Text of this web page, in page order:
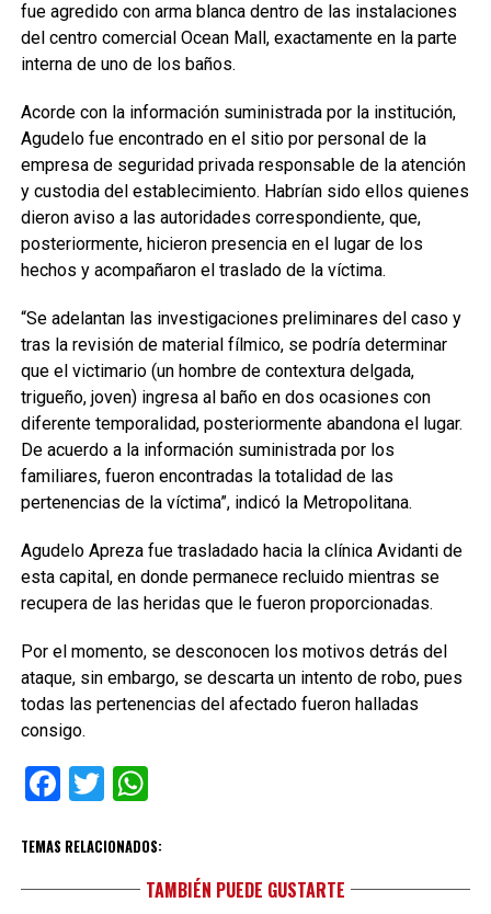
fue agredido con arma blanca dentro de las instalaciones
del centro comercial Ocean Mall, exactamente en la parte
interna de uno de los baños.
Acorde con la información suministrada por la institución,
Agudelo fue encontrado en el sitio por personal de la
empresa de seguridad privada responsable de la atención
y custodia del establecimiento. Habrían sido ellos quienes
dieron aviso a las autoridades correspondiente, que,
posteriormente, hicieron presencia en el lugar de los
hechos y acompañaron el traslado de la víctima.
“Se adelantan las investigaciones preliminares del caso y
tras la revisión de material fílmico, se podría determinar
que el victimario (un hombre de contextura delgada,
trigueño, joven) ingresa al baño en dos ocasiones con
diferente temporalidad, posteriormente abandona el lugar.
De acuerdo a la información suministrada por los
familiares, fueron encontradas la totalidad de las
pertenencias de la víctima”, indicó la Metropolitana.
Agudelo Apreza fue trasladado hacia la clínica Avidanti de
esta capital, en donde permanece recluido mientras se
recupera de las heridas que le fueron proporcionadas.
Por el momento, se desconocen los motivos detrás del
ataque, sin embargo, se descarta un intento de robo, pues
todas las pertenencias del afectado fueron halladas
consigo.
Facebook
TwitterWhatsApp
TEMAS RELACIONADOS:
TAMBIÉN PUEDE GUSTARTE